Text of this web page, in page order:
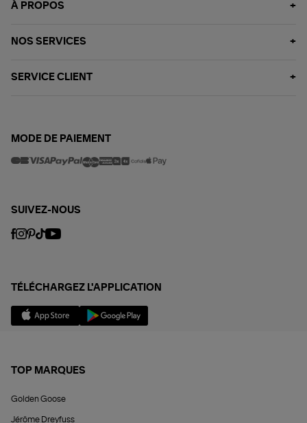
À PROPOS
NOS SERVICES
SERVICE CLIENT
MODE DE PAIEMENT
SUIVEZ-NOUS
TÉLÉCHARGEZ L'APPLICATION
TOP MARQUES
Golden Goose
Jérôme Dreyfuss